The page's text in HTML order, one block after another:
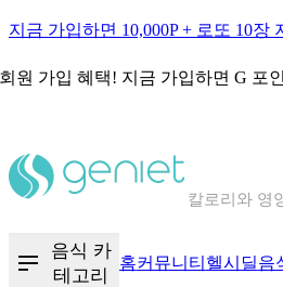
지금 가입하면 10,000P + 로또 10장
원 가입 혜택! 지금 가입하면 G 포
칼로리와 영
음식 카
테고리
홈커뮤니티 헬시딜음